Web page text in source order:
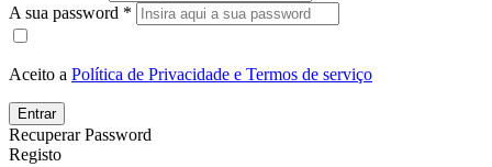
A sua password *
Aceito a Política de Privacidade e Termos de serviço
Entrar
Recuperar Password
Registo